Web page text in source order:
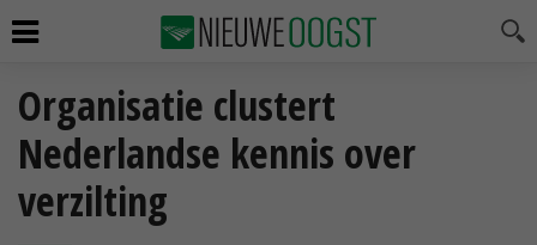
Organisatie clustert
Nederlandse kennis over
verzilting